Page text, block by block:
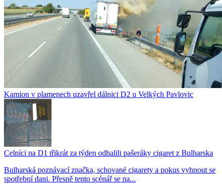
Kamion v plamenech uzavřel dálnici D2 u Velkých Pavlovic
Celníci na D1 třikrát za týden odhalili pašeráky cigaret z Bulharska
Bulharská poznávací značka, schované cigarety a pokus vyhnout se
spotřební dani. Přesně tento scénář se na...